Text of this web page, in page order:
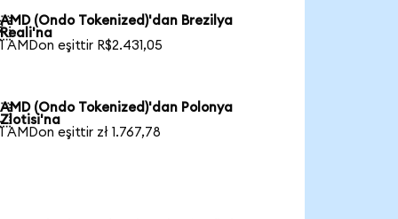
AMD (Ondo Tokenized)'dan Brezilya
Reali'na
1 AMDon eşittir R$2.431,05
AMD (Ondo Tokenized)'dan Polonya
Zlotisi'na
1 AMDon eşittir zł 1.767,78